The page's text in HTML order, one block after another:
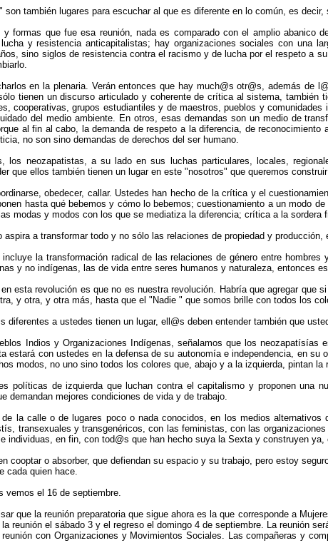
también lugares para escuchar al que es diferente en lo común, es
formas que fue esa reunión, nada es comparado con el amplio
y resistencia anticapitalistas; hay organizaciones sociales con una
sino siglos de resistencia contra el racismo y de lucha por el respeto a
en la plenaria. Verán entonces que hay much@s otr@s, además
tienen un discurso articulado y coherente de crítica al sistema,
cooperativas, grupos estudiantiles y de maestros, pueblos y
del medio ambiente. En otros, esas demandas son un medio de
al fin al cabo, la demanda de respeto a la diferencia, de
no son sino demandas de derechos del ser humano.
los neozapatistas, a su lado en sus luchas particulares, locales,
que ellos también tienen un lugar en este "nosotros" que queremos
obedecer, callar. Ustedes han hecho de la crítica y el
hasta qué bebemos y cómo lo bebemos; cuestionamiento a un modo
modas y modos con los que se mediatiza la diferencia; crítica a la sordera
a transformar todo y no sólo las relaciones de propiedad y
la transformación radical de las relaciones de género entre
y no indígenas, las de vida entre seres humanos y naturaleza, entonces
esta revolución es que no es nuestra revolución. Habría que agregar
y otra, y otra más, hasta que el "Nadie " que somos brille con todos los
diferentes a ustedes tienen un lugar, ell@s deben entender también que
Indios y Organizaciones Indígenas, señalamos que los
estará con ustedes en la defensa de su autonomía e independencia, en
modos, no uno sino todos los colores que, abajo y a la izquierda, pintan la
políticas de izquierda que luchan contra el capitalismo y proponen
demandan mejores condiciones de vida y de trabajo.
la calle o de lugares poco o nada conocidos, en los medios
transexuales y transgenéricos, con las feministas, con las
individuas, en fin, con tod@s que han hecho suya la Sexta y construyen
cooptar o absorber, que defiendan su espacio y su trabajo, pero estoy
cada quien hace.
vemos el 16 de septiembre.
que la reunión preparatoria que sigue ahora es la que corresponde a
reunión el sábado 3 y el regreso el domingo 4 de septiembre. La reunión
con Organizaciones y Movimientos Sociales. Las compañeras y